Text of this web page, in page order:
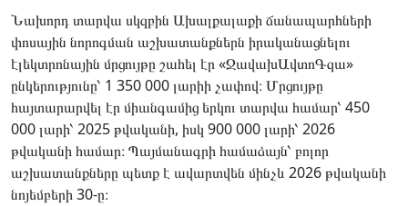
Նախորդ տարվա սկզբին Ախալքալաքի ճանապարհների
փոսային նորոգման աշխատանքներն իրականացնելու
էլեկտրոնային մրցույթը շահել էր «ՋավախԱվտոԳզա»
ընկերությունը՝ 1 350 000 լարիի չափով։ Մրցույթը
հայտարարվել էր միանգամից երկու տարվա համար՝ 450
000 լարի՝ 2025 թվականի, իսկ 900 000 լարի՝ 2026
թվականի համար։ Պայմանագրի համաձայն՝ բոլոր
աշխատանքները պետք է ավարտվեն մինչև 2026 թվականի
նոյեմբերի 30-ը։